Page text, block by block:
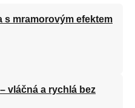
s mramorovým efektem
vláčná a rychlá bez